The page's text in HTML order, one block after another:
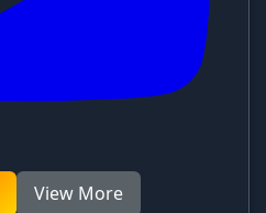
View More